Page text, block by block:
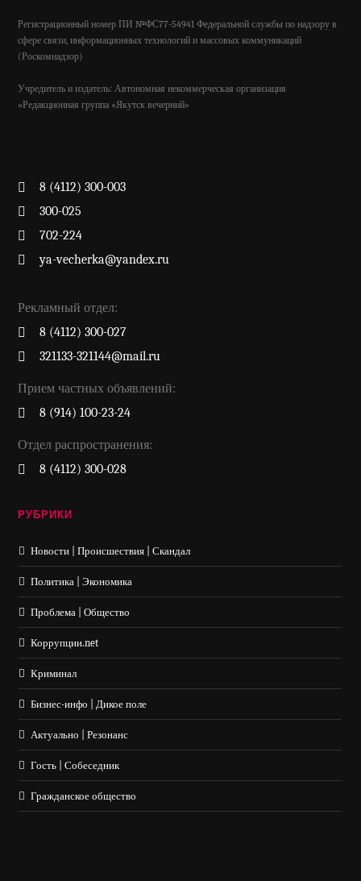
Регистрационный номер ПИ №ФС77-54941 Федеральной службы по надзору в
сфере связи, информационных технологий и массовых коммуникаций
(Роскомнадзор)
Учредитель и издатель: Автономная некоммерческая организация
«Редакционная группа «Якутск вечерний»
8 (4112) 300-003
300-025
702-224
ya-vecherka@yandex.ru
Рекламный отдел:
8 (4112) 300-027
321133-321144@mail.ru
Прием частных объявлений:
8 (914) 100-23-24
Отдел распространения:
8 (4112) 300-028
РУБРИКИ
Новости | Происшествия | Скандал
Политика | Экономика
Проблема | Общество
Коррупции.net
Криминал
Бизнес-инфо | Дикое поле
Актуально | Резонанс
Гость | Собеседник
Гражданское общество